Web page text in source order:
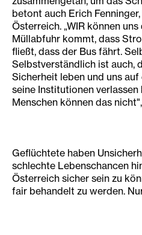
betont auch Erich
Österreich. „WIR können
Müllabfuhr kommt, dass
fließt, dass der Bus fährt.
Selbstverständlich ist auch,
Sicherheit leben und uns
seine Institutionen
Menschen können das
Geflüchtete haben
schlechte Lebenschancen
Österreich sicher sein zu
fair behandelt zu werden.